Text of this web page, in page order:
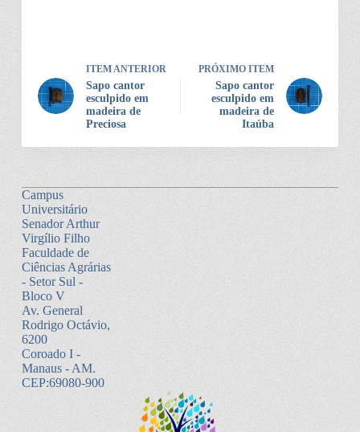
ITEM ANTERIOR
Sapo cantor
esculpido em
madeira de
Preciosa
PRÓXIMO ITEM
Sapo cantor
esculpido em
madeira de
Itaúba
Campus
Universitário
Senador Arthur
Virgílio Filho
Faculdade de
Ciências Agrárias
- Setor Sul -
Bloco V
Av. General
Rodrigo Octávio,
6200
Coroado I -
Manaus - AM.
CEP:69080-900